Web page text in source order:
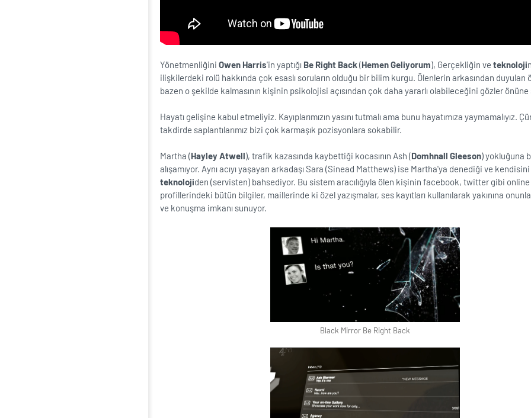
Yönetmenliğini Owen Harris'in yaptığı Be Right Back(Hemen Geliyorum), Gerçekliğin ve teknoloji
ilişkilerdeki rolü hakkında çok esaslı soruların olduğu bir bilim kurgu. Ölenlerin arkasından duyulan
bazen o şekilde kalmasının kişinin psikolojisi açısından çok daha yararlı olabileceğini gözler önüne
Hayatı gelişine kabul etmeliyiz. Kayıplarımızın yasını tutmalı ama bunu hayatımıza yaymamalıyız.
takdirde saplantılarımız bizi çok karmaşık pozisyonlara sokabilir.
Martha (Hayley Atwell), trafik kazasında kaybettiği kocasının Ash (Domhnall Gleeson) yokluğuna
alışamıyor. Aynı acıyı yaşayan arkadaşı Sara (Sinead Matthews) ise Martha'ya denediği ve
teknolojiden (servisten) bahsediyor. Bu sistem aracılığıyla ölen kişinin facebook, twitter gibi online
profillerindeki bütün bilgiler, maillerinde ki özel yazışmalar, ses kayıtları kullanılarak yakınına onunla
ve konuşma imkanı sunuyor.
Black Mirror Be Right Back